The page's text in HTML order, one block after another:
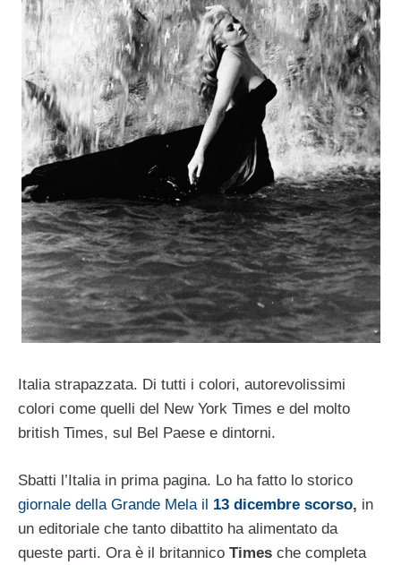
Italia strapazzata. Di tutti i colori, autorevolissimi
colori come quelli del New York Times e del molto
british Times, sul Bel Paese e dintorni.
Sbatti l’Italia in prima pagina. Lo ha fatto lo storico
giornale della Grande Mela il 13 dicembre scorso, in
un editoriale che tanto dibattito ha alimentato da
queste parti. Ora è il britannico Times che completa